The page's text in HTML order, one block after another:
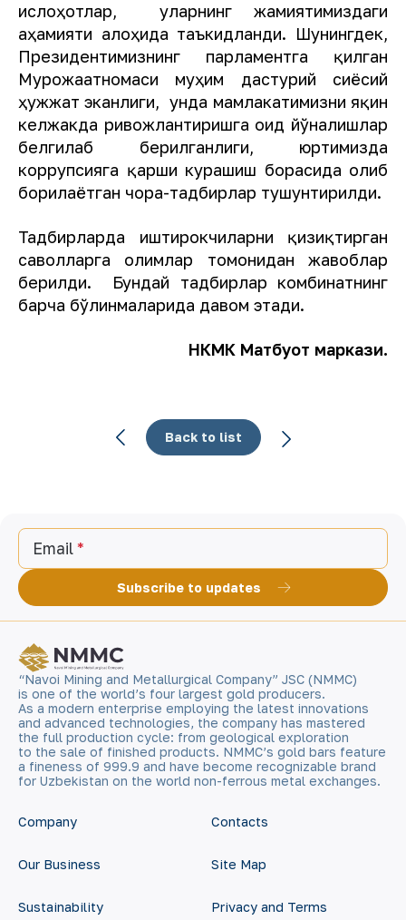
ислоҳотлар, уларнинг жамиятимиздаги
аҳамияти алоҳида таъкидланди. Шунингдек,
Президентимизнинг парламентга қилган
Мурожаатномаси муҳим дастурий сиёсий
ҳужжат эканлиги, унда мамлакатимизни яқин
келжакда ривожлантиришга оид йўналишлар
белгилаб берилганлиги, юртимизда
коррупсияга қарши курашиш борасида олиб
борилаётган чора-тадбирлар тушунтирилди.
Тадбирларда иштирокчиларни қизиқтирган
саволларга олимлар томонидан жавоблар
берилди. Бундай тадбирлар комбинатнинг
барча бўлинмаларида давом этади.
НКМК Матбуот маркази.
Back to list
Email
Subscribe to updates
“Navoi Mining and Metallurgical Company” JSC (NMMC)
is one of the world’s four largest gold producers.
As a modern enterprise employing the latest innovations
and advanced technologies, the company has mastered
the full production cycle: from geological exploration
to the sale of finished products. NMMC’s gold bars feature
a fineness of 999.9 and have become recognizable brand
for Uzbekistan on the world non-ferrous metal exchanges.
Company
Our Business
Sustainability
Contacts
Site Map
Privacy and Terms